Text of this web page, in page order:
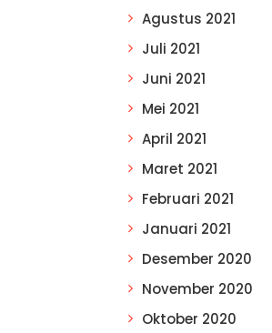
Agustus 2021
Juli 2021
Juni 2021
Mei 2021
April 2021
Maret 2021
Februari 2021
Januari 2021
Desember 2020
November 2020
Oktober 2020